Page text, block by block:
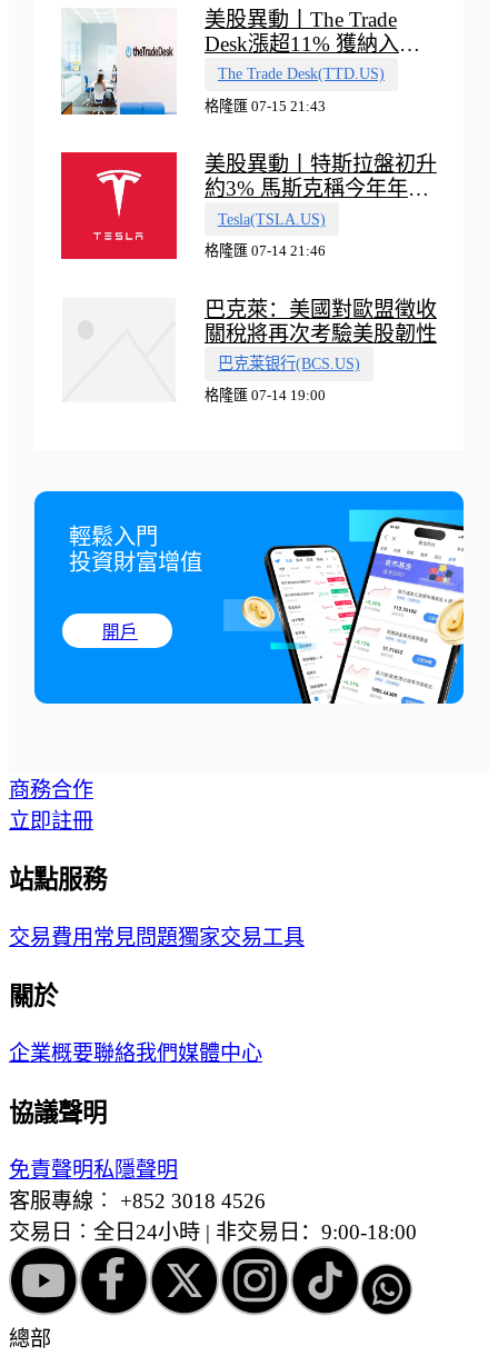
美股異動丨The Trade
Desk漲超11% 獲納入標
普500指數
The Trade Desk(TTD.US)
格隆匯 07-15 21:43
美股異動丨特斯拉盤初升
約3% 馬斯克稱今年年底
會有‘史詩級震撼’的演示
Tesla(TSLA.US)
格隆匯 07-14 21:46
巴克萊：美國對歐盟徵收
關稅將再次考驗美股韌性
巴克莱银行(BCS.US)
格隆匯 07-14 19:00
輕鬆入門
投資財富增值
開戶
商務合作
立即註冊
站點服務
交易費用常見問題獨家交易工具
關於
企業概要聯絡我們媒體中心
協議聲明
免責聲明私隱聲明
客服專線︰ +852 3018 4526
交易日︰全日24小時 | 非交易日：9:00-18:00
總部